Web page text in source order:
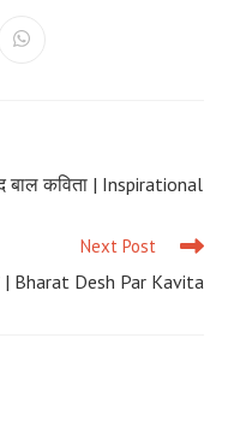
Opens
बाल कविता | Inspirational
Next Post
| Bharat Desh Par Kavita